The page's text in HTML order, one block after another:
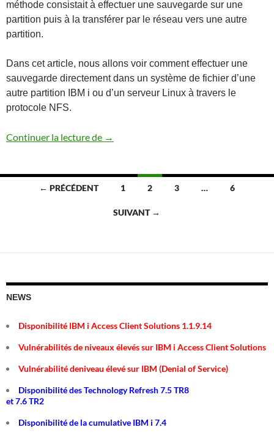
méthode consistait à effectuer une sauvegarde sur une
partition puis à la transférer par le réseau vers une autre
partition.
Dans cet article, nous allons voir comment effectuer une
sauvegarde directement dans un système de fichier d’une
autre partition IBM i ou d’un serveur Linux à travers le
protocole NFS.
Continuer la lecture de Sauvegarder et restaurer une partition
→
Navigation
← PRÉCÉDENT 1 2 3 … 6
SUIVANT →
NEWS
Disponibilité IBM i Access Client Solutions 1.1.9.14
Vulnérabilités de niveaux élevés sur IBM i Access Client Solutions
Vulnérabilité deniveau élevé sur IBM (Denial of Service)
Disponibilité des Technology Refresh 7.5 TR8
et 7.6 TR2
Disponibilité de la cumulative IBM i 7.4